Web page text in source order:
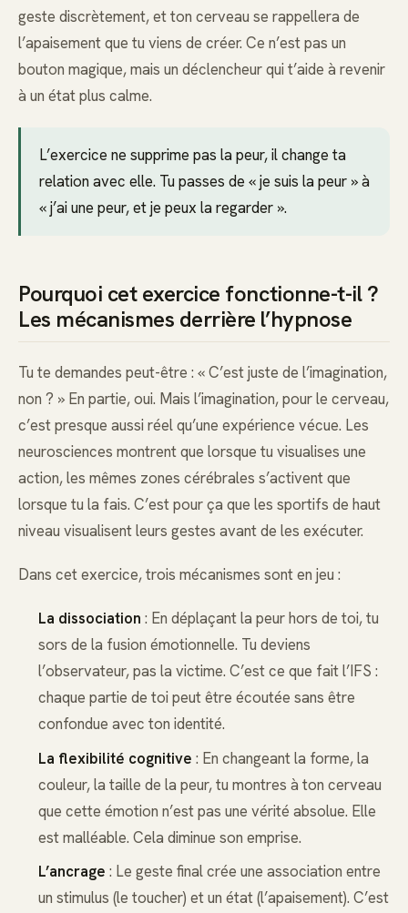
geste discrètement, et ton cerveau se rappellera de
l’apaisement que tu viens de créer. Ce n’est pas un
bouton magique, mais un déclencheur qui t’aide à revenir
à un état plus calme.
L’exercice ne supprime pas la peur, il change ta
relation avec elle. Tu passes de « je suis la peur » à
« j’ai une peur, et je peux la regarder ».
Pourquoi cet exercice fonctionne-t-il ?
Les mécanismes derrière l’hypnose
Tu te demandes peut-être : « C’est juste de l’imagination,
non ? » En partie, oui. Mais l’imagination, pour le cerveau,
c’est presque aussi réel qu’une expérience vécue. Les
neurosciences montrent que lorsque tu visualises une
action, les mêmes zones cérébrales s’activent que
lorsque tu la fais. C’est pour ça que les sportifs de haut
niveau visualisent leurs gestes avant de les exécuter.
Dans cet exercice, trois mécanismes sont en jeu :
La dissociation : En déplaçant la peur hors de toi, tu
sors de la fusion émotionnelle. Tu deviens
l’observateur, pas la victime. C’est ce que fait l’IFS :
chaque partie de toi peut être écoutée sans être
confondue avec ton identité.
La flexibilité cognitive : En changeant la forme, la
couleur, la taille de la peur, tu montres à ton cerveau
que cette émotion n’est pas une vérité absolue. Elle
est malléable. Cela diminue son emprise.
L’ancrage : Le geste final crée une association entre
un stimulus (le toucher) et un état (l’apaisement). C’est